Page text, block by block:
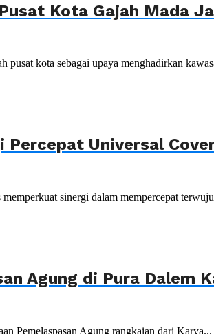
Kota Gajah Mada
pusat kota sebagai upaya menghadirkan
Percepat Universal
sinergi dalam mempercepat
Agung di Pura Dalem
Pemelaspasan Agung rangkaian dari Karya...